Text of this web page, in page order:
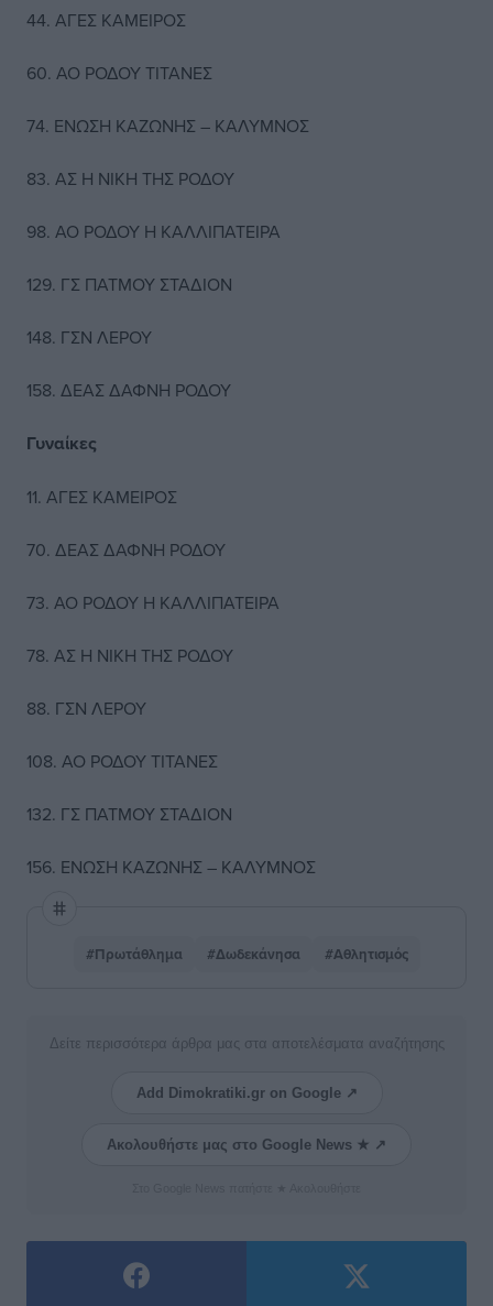
44. ΑΓΕΣ ΚΑΜΕΙΡΟΣ
60. ΑΟ ΡΟΔΟΥ ΤΙΤΑΝΕΣ
74. ΕΝΩΣΗ ΚΑΖΩΝΗΣ – ΚΑΛΥΜΝΟΣ
83. ΑΣ Η ΝΙΚΗ ΤΗΣ ΡΟΔΟΥ
98. ΑΟ ΡΟΔΟΥ Η ΚΑΛΛΙΠΑΤΕΙΡΑ
129. ΓΣ ΠΑΤΜΟΥ ΣΤΑΔΙΟΝ
148. ΓΣΝ ΛΕΡΟΥ
158. ΔΕΑΣ ΔΑΦΝΗ ΡΟΔΟΥ
Γυναίκες
11. ΑΓΕΣ ΚΑΜΕΙΡΟΣ
70. ΔΕΑΣ ΔΑΦΝΗ ΡΟΔΟΥ
73. ΑΟ ΡΟΔΟΥ Η ΚΑΛΛΙΠΑΤΕΙΡΑ
78. ΑΣ Η ΝΙΚΗ ΤΗΣ ΡΟΔΟΥ
88. ΓΣΝ ΛΕΡΟΥ
108. ΑΟ ΡΟΔΟΥ ΤΙΤΑΝΕΣ
132. ΓΣ ΠΑΤΜΟΥ ΣΤΑΔΙΟΝ
156. ΕΝΩΣΗ ΚΑΖΩΝΗΣ – ΚΑΛΥΜΝΟΣ
#Πρωτάθλημα #Δωδεκάνησα #Αθλητισμός
Δείτε περισσότερα άρθρα μας στα αποτελέσματα αναζήτησης
Add Dimokratiki.gr on Google ↗
Ακολουθήστε μας στο Google News ★ ↗